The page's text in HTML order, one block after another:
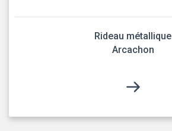
Rideau métallique
Arcachon